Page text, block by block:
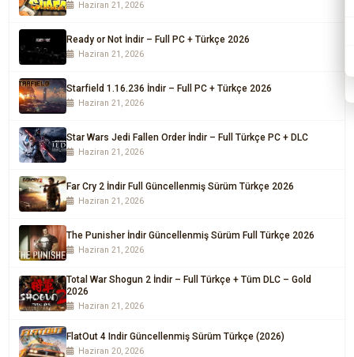
Haziran 21, 2026
Ready or Not İndir – Full PC + Türkçe 2026
Haziran 21, 2026
Starfield 1.16.236 İndir – Full PC + Türkçe 2026
Haziran 21, 2026
Star Wars Jedi Fallen Order İndir – Full Türkçe PC + DLC
Haziran 21, 2026
Far Cry 2 İndir Full Güncellenmiş Sürüm Türkçe 2026
Haziran 21, 2026
The Punisher İndir Güncellenmiş Sürüm Full Türkçe 2026
Haziran 21, 2026
Total War Shogun 2 İndir – Full Türkçe + Tüm DLC – Gold
2026
Haziran 21, 2026
FlatOut 4 Indir Güncellenmiş Sürüm Türkçe (2026)
Haziran 20, 2026